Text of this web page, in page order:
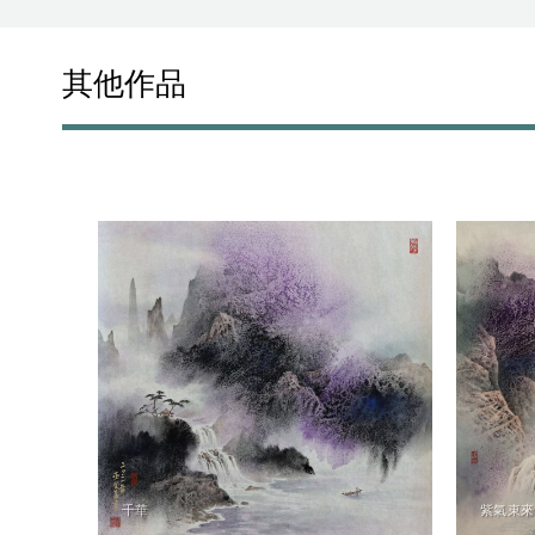
其他作品
千華 紫氣東來